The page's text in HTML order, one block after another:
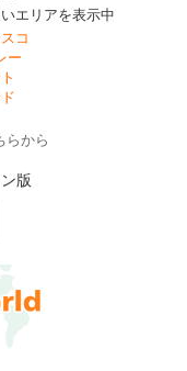
エリアを表示中
コ
ー
らから
版